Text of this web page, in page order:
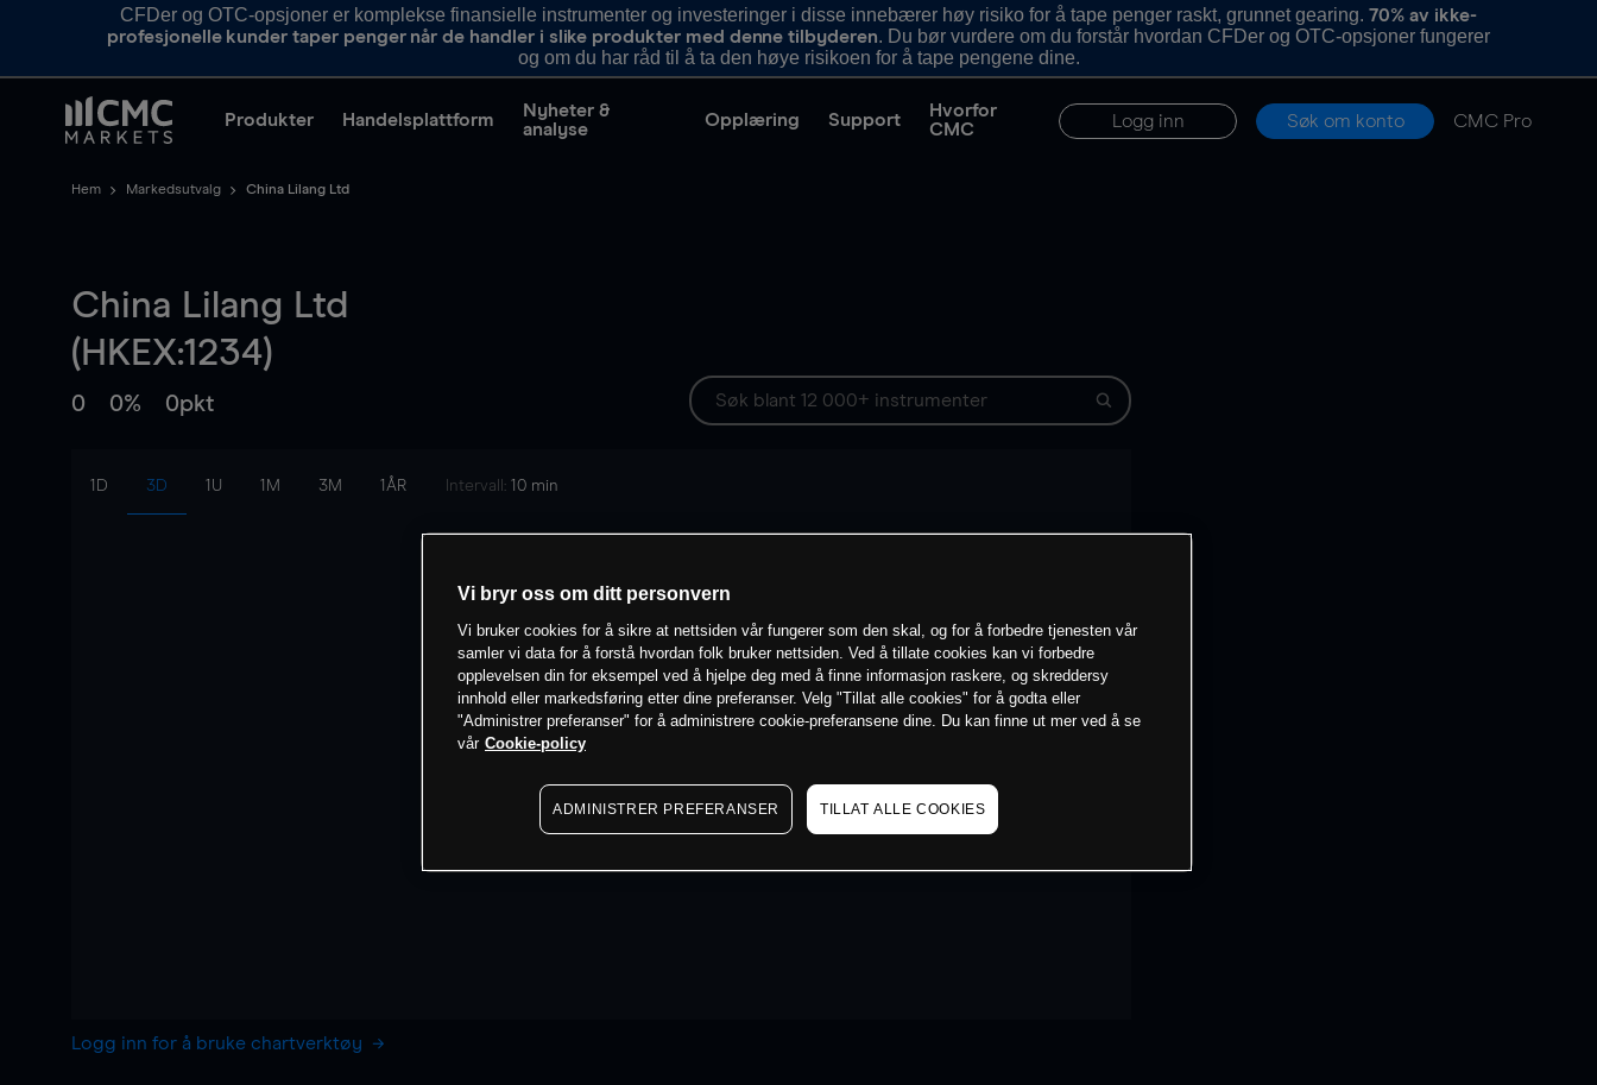
CFDer og OTC-opsjoner er komplekse finansielle instrumenter og investeringer i disse innebærer høy risiko for å tape penger raskt, grunnet gearing.70% av ikke-
profesjonelle kunder taper penger når de handler i slike produkter med denne tilbyderen. Du bør vurdere om du forstår hvordan CFDer og OTC-opsjoner fungerer
og om du har råd til å ta den høye risikoen for å tape pengene dine.
Produkter Handelsplattform
Nyheter &
analyse
Opplæring Support
Hvorfor
CMC
Logg inn Søk om konto CMC Pro
Hem Markedsutvalg China Lilang Ltd
China Lilang Ltd
(HKEX:1234)
0 0% 0pkt
1D 3D 1U 1M 3M 1ÅR Intervall: 10 min
Logg inn for å bruke chartverktøy
Vi bryr oss om ditt personvern
Vi bruker cookies for å sikre at nettsiden vår fungerer som den skal, og for å forbedre tjenesten vår
samler vi data for å forstå hvordan folk bruker nettsiden. Ved å tillate cookies kan vi forbedre
opplevelsen din for eksempel ved å hjelpe deg med å finne informasjon raskere, og skreddersy
innhold eller markedsføring etter dine preferanser. Velg "Tillat alle cookies" for å godta eller
"Administrer preferanser" for å administrere cookie-preferansene dine. Du kan finne ut mer ved å se
vår Cookie-policy
ADMINISTRER PREFERANSER TILLAT ALLE COOKIES